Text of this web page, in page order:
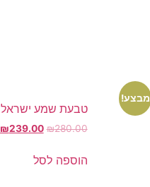
מבצע!
טבעת שמע ישראל
₪280.00
המחיר
היה:
₪239.00
הוספה לסל